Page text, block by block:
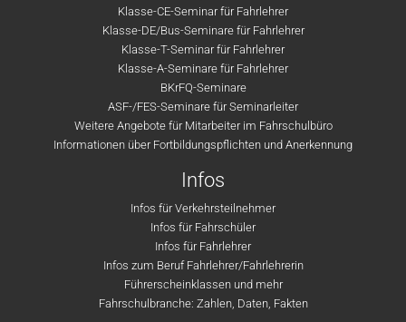
Klasse-CE-Seminar für Fahrlehrer
Klasse-DE/Bus-Seminare für Fahrlehrer
Klasse-T-Seminar für Fahrlehrer
Klasse-A-Seminare für Fahrlehrer
BKrFQ-Seminare
ASF-/FES-Seminare für Seminarleiter
Weitere Angebote für Mitarbeiter im Fahrschulbüro
Informationen über Fortbildungspflichten und Anerkennung
Infos
Infos für Verkehrsteilnehmer
Infos für Fahrschüler
Infos für Fahrlehrer
Infos zum Beruf Fahrlehrer/Fahrlehrerin
Führerscheinklassen und mehr
Fahrschulbranche: Zahlen, Daten, Fakten